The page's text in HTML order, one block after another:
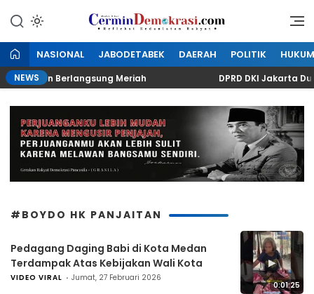
konten
CerminDemokrasi.com
Refleksi Kedaulatan Rakyat
NASIONAL JABODETABEK DAERAH POLITIK HUKUM
NEWS Berlangsung Meriah DPRD DKI Jakarta
#BOYDO HK PANJAITAN
Pedagang Daging Babi di Kota Medan
Terdampak Atas Kebijakan Wali Kota
VIDEO VIRAL Jumat, 27 Februari 2026
▶
0:01:25